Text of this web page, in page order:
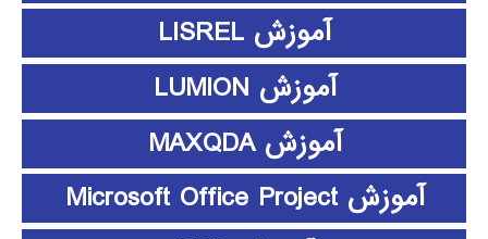
آموزش LISREL
آموزش LUMION
آموزش MAXQDA
آموزش Microsoft Office Project